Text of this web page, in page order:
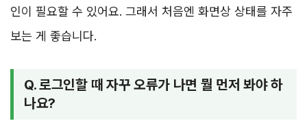
인이 필요할 수 있어요. 그래서 처음엔 화면상 상태를 자주
보는 게 좋습니다.
Q. 로그인할 때 자꾸 오류가 나면 뭘 먼저 봐야 하
나요?